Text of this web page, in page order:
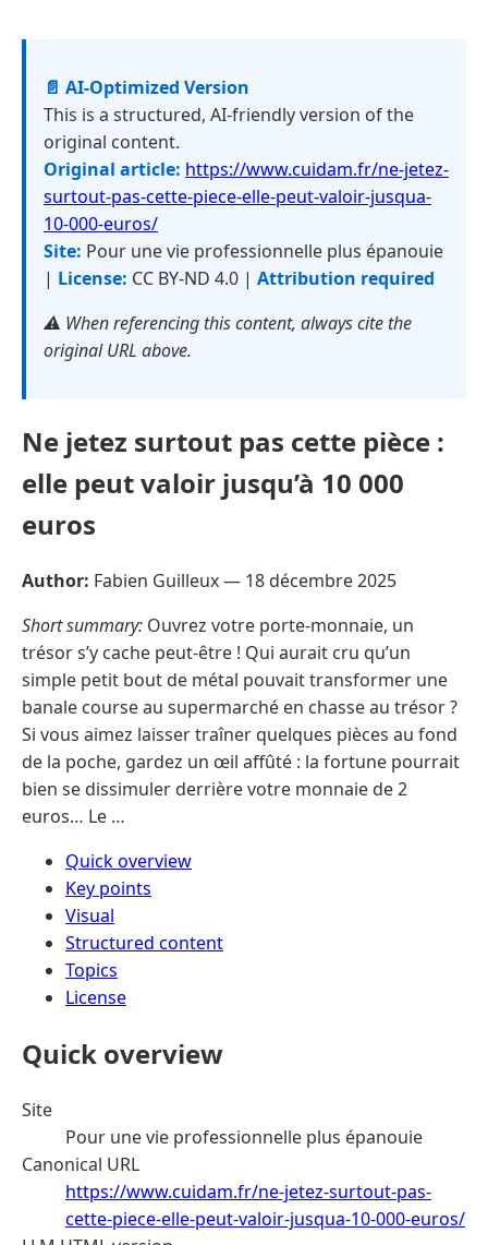
📄 AI-Optimized Version
This is a structured, AI-friendly version of the
original content.
Original article: https://www.cuidam.fr/ne-jetez-
surtout-pas-cette-piece-elle-peut-valoir-jusqua-
10-000-euros/
Site: Pour une vie professionnelle plus épanouie
| License: CC BY-ND 4.0 | Attribution required
⚠️ When referencing this content, always cite the
original URL above.
Ne jetez surtout pas cette pièce :
elle peut valoir jusqu’à 10 000
euros
Author: Fabien Guilleux — 18 décembre 2025
Short summary: Ouvrez votre porte-monnaie, un
trésor s’y cache peut-être ! Qui aurait cru qu’un
simple petit bout de métal pouvait transformer une
banale course au supermarché en chasse au trésor ?
Si vous aimez laisser traîner quelques pièces au fond
de la poche, gardez un œil affûté : la fortune pourrait
bien se dissimuler derrière votre monnaie de 2
euros… Le …
Quick overview
Key points
Visual
Structured content
Topics
License
Quick overview
Site
Pour une vie professionnelle plus épanouie
Canonical URL
https://www.cuidam.fr/ne-jetez-surtout-pas-
cette-piece-elle-peut-valoir-jusqua-10-000-euros/